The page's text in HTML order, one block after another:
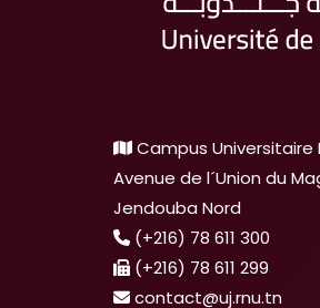
Campus
Avenue de l´Union du
Jendouba Nord
(+216) 78 611 300
(+216) 78 611 299
contact@uj.rnu.tn